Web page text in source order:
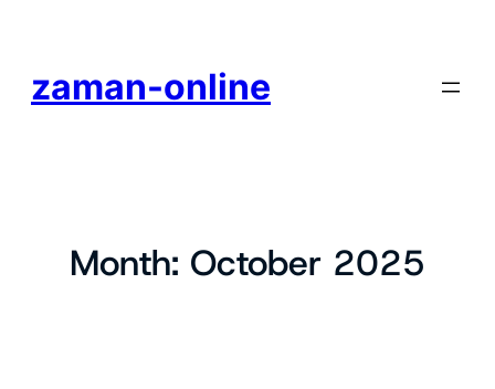
zaman-online
Month: October 2025